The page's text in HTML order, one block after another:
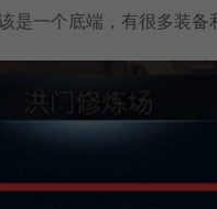
是一个底端，有很多装